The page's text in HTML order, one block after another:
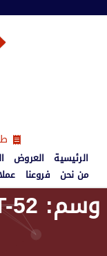
الرئيسية العروض
من نحن فروعنا
وسم: HT-52